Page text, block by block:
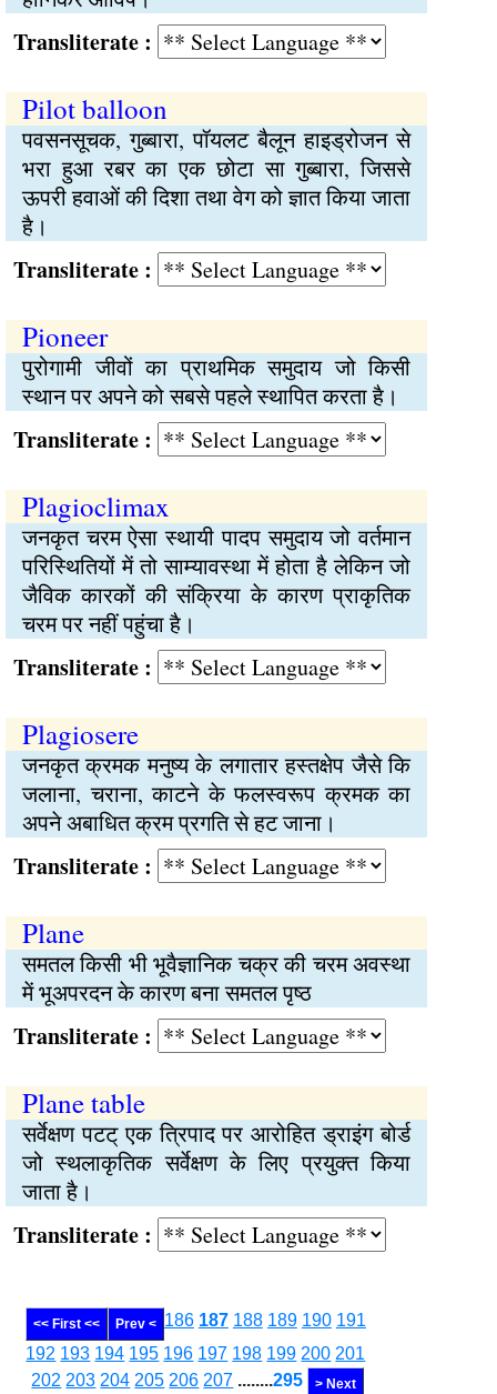
:
Pilot balloon
पवसनसूचक, गुब्बारा, पॉयलट बैलून हाइड्रोजन से
भरा हुआ रबर का एक छोटा सा गुब्बारा, जिससे
ऊपरी हवाओं की दिशा तथा वेग को ज्ञात किया जाता
है।
:
Pioneer
पुरोगामी जीवों का प्राथमिक समुदाय जो किसी
स्थान पर अपने को सबसे पहले स्थापित करता है।
:
Plagioclimax
जनकृत चरम ऐसा स्थायी पादप समुदाय जो वर्तमान
परिस्थितियों में तो साम्यावस्था में होता है लेकिन जो
जैविक कारकों की संक्रिया के कारण प्राकृतिक
चरम पर नहीं पहुंचा है।
:
Plagiosere
जनकृत क्रमक मनुष्य के लगातार हस्तक्षेप जैसे कि
जलाना, चराना, काटने के फलस्वरूप क्रमक का
अपने अबाधित क्रम प्रगति से हट जाना।
:
Plane
समतल किसी भी भूवैज्ञानिक चक्र की चरम अवस्था
में भूअपरदन के कारण बना समतल पृष्‍ठ
:
Plane table
सर्वेक्षण पटट् एक त्रिपाद पर आरोहित ड्राइंग बोर्ड
जो स्थलाकृतिक सर्वेक्षण के लिए प्रयुक्‍त किया
जाता है।
:
<< First << Prev < 186 187 188 189 190 191
192 193 194 195 196 197 198 199 200 201
202 203 204 205 206 207 ........295 > Next